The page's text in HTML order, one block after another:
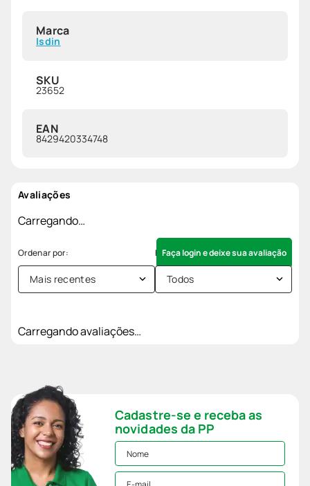
Marca
Isdin
SKU
23652
EAN
8429420334748
Avaliações
Carregando…
Faça login e deixe sua avaliação
Mais recentes Todos
Carregando avaliações…
Cadastre-se e receba as
novidades da PP